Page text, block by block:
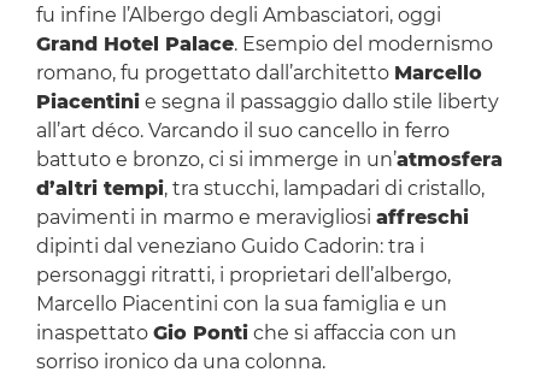
fu infine l’Albergo degli Ambasciatori, oggi
Grand Hotel Palace. Esempio del modernismo
romano, fu progettato dall’architetto Marcello
Piacentinie segna il passaggio dallo stile liberty
all’art déco. Varcando il suo cancello in ferro
battuto e bronzo, ci si immerge in un’atmosfera
d’altri tempi, tra stucchi, lampadari di cristallo,
pavimenti in marmo e meravigliosi affreschi
dipinti dal veneziano Guido Cadorin: tra i
personaggi ritratti, i proprietari dell’albergo,
Marcello Piacentini con la sua famiglia e un
inaspettato Gio Pontiche si affaccia con un
sorriso ironico da una colonna.